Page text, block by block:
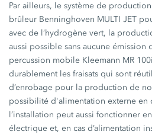
Par ailleurs, le système de
brûleur Benninghoven MULTI JET
avec de l’hydrogène vert, la
aussi possible sans aucune émission
percussion mobile Kleemann MR
durablement les fraisats qui sont
d’enrobage pour la production de
possibilité d'alimentation externe en
l’installation peut aussi fonctionner
électrique et, en cas d’alimentation